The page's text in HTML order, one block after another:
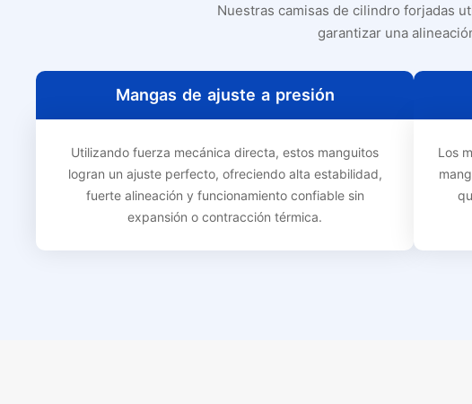
Nuestras camisas de cilindro forjadas
garantizar una
Mangas de ajuste a presión
Utilizando fuerza mecánica directa, estos manguitos
logran un ajuste perfecto, ofreciendo alta estabilidad,
fuerte alineación y funcionamiento confiable sin
expansión o contracción térmica.
Los